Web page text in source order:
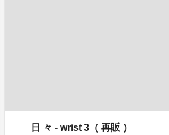
日 々 - wrist 3（ 再販 ）